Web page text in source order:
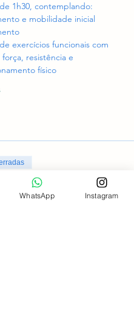
1h30, contemplando:
e mobilidade inicial
exercícios funcionais com
resistência e
físico
WhatsApp Instagram